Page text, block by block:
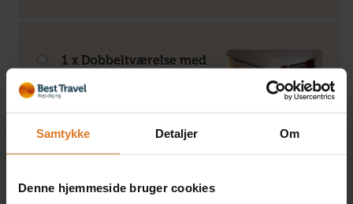
Samtykke Detaljer Om
Denne hjemmeside bruger cookies
1 x Dobbeltværelse med
+DKK 250 pr. person
Læs mere »
1 x Dobbeltværelse med